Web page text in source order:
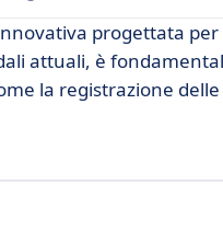
progettata
attuali, è
la registrazione